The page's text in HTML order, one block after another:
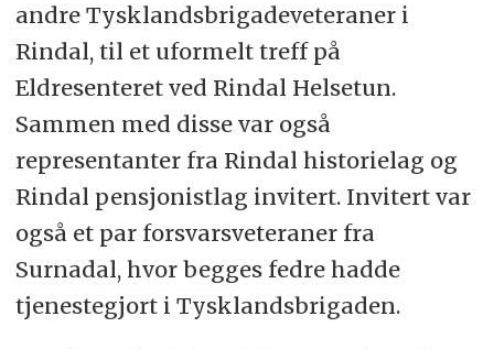
andre Tysklandsbrigade­veteraner i
Rindal, til et uformelt treff på
Eldresenteret ved Rindal Helsetun.
Sammen med disse var også
representanter fra Rindal historielag og
Rindal pensjonistlag invitert. Invitert var
også et par forsvarsveteraner fra
Surnadal, hvor begges fedre hadde
tjenestegjort i Tysklandsbrigaden.